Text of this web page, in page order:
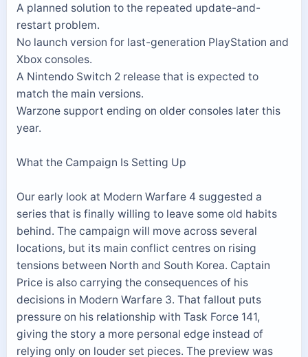
A planned solution to the repeated update-and-
restart problem.
No launch version for last-generation PlayStation and
Xbox consoles.
A Nintendo Switch 2 release that is expected to
match the main versions.
Warzone support ending on older consoles later this
year.
What the Campaign Is Setting Up
Our early look at Modern Warfare 4 suggested a
series that is finally willing to leave some old habits
behind. The campaign will move across several
locations, but its main conflict centres on rising
tensions between North and South Korea. Captain
Price is also carrying the consequences of his
decisions in Modern Warfare 3. That fallout puts
pressure on his relationship with Task Force 141,
giving the story a more personal edge instead of
relying only on louder set pieces. The preview was